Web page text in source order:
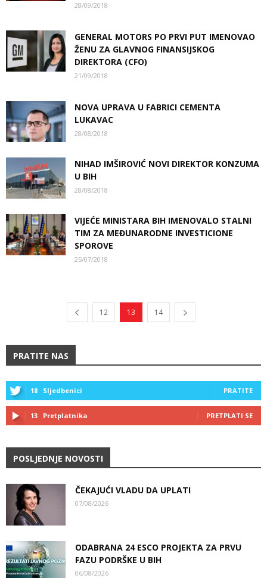
28/09/2018
GENERAL MOTORS PO PRVI PUT IMENOVAO
ŽENU ZA GLAVNOG FINANSIJSKOG
DIREKTORA (CFO)
21/09/2018
NOVA UPRAVA U FABRICI CEMENTA
LUKAVAC
28/08/2018
NIHAD IMŠIROVIĆ NOVI DIREKTOR KONZUMA
U BIH
28/08/2018
VIJEĆE MINISTARA BIH IMENOVALO STALNI
TIM ZA MEĐUNARODNE INVESTICIONE
SPOROVE
25/07/2018
12 13 14
PRATITE NAS
18 Sljedbenici PRATITE
13 Pretplatnika PRETPLATI SE
POSLJEDNJE NOVOSTI
ČEKAJUĆI VLADU DA UPLATI
07/08/2026
ODABRANA 24 ESCO PROJEKTA ZA PRVU
FAZU PODRŠKE U BIH
06/08/2026